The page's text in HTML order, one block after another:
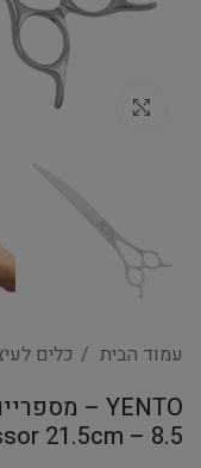
Click to enlarge
עמוד הבית כלים
21.5cm – 8.5